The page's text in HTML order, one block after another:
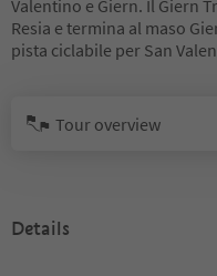
Valentino e Giern. Il Giern
Resia e termina al maso
pista ciclabile per San
Tour overview
Details